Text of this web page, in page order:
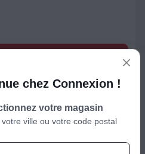
chez Connexion !
votre magasin
votre ville ou votre code postal